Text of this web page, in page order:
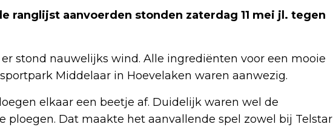
ranglijst aanvoerden stonden zaterdag 11 mei jl. tegen
stond nauwelijks wind. Alle ingrediënten voor een mooie
Middelaar in Hoevelaken waren aanwezig.
elkaar een beetje af. Duidelijk waren wel de
ploegen. Dat maakte het aanvallende spel zowel bij Telstar